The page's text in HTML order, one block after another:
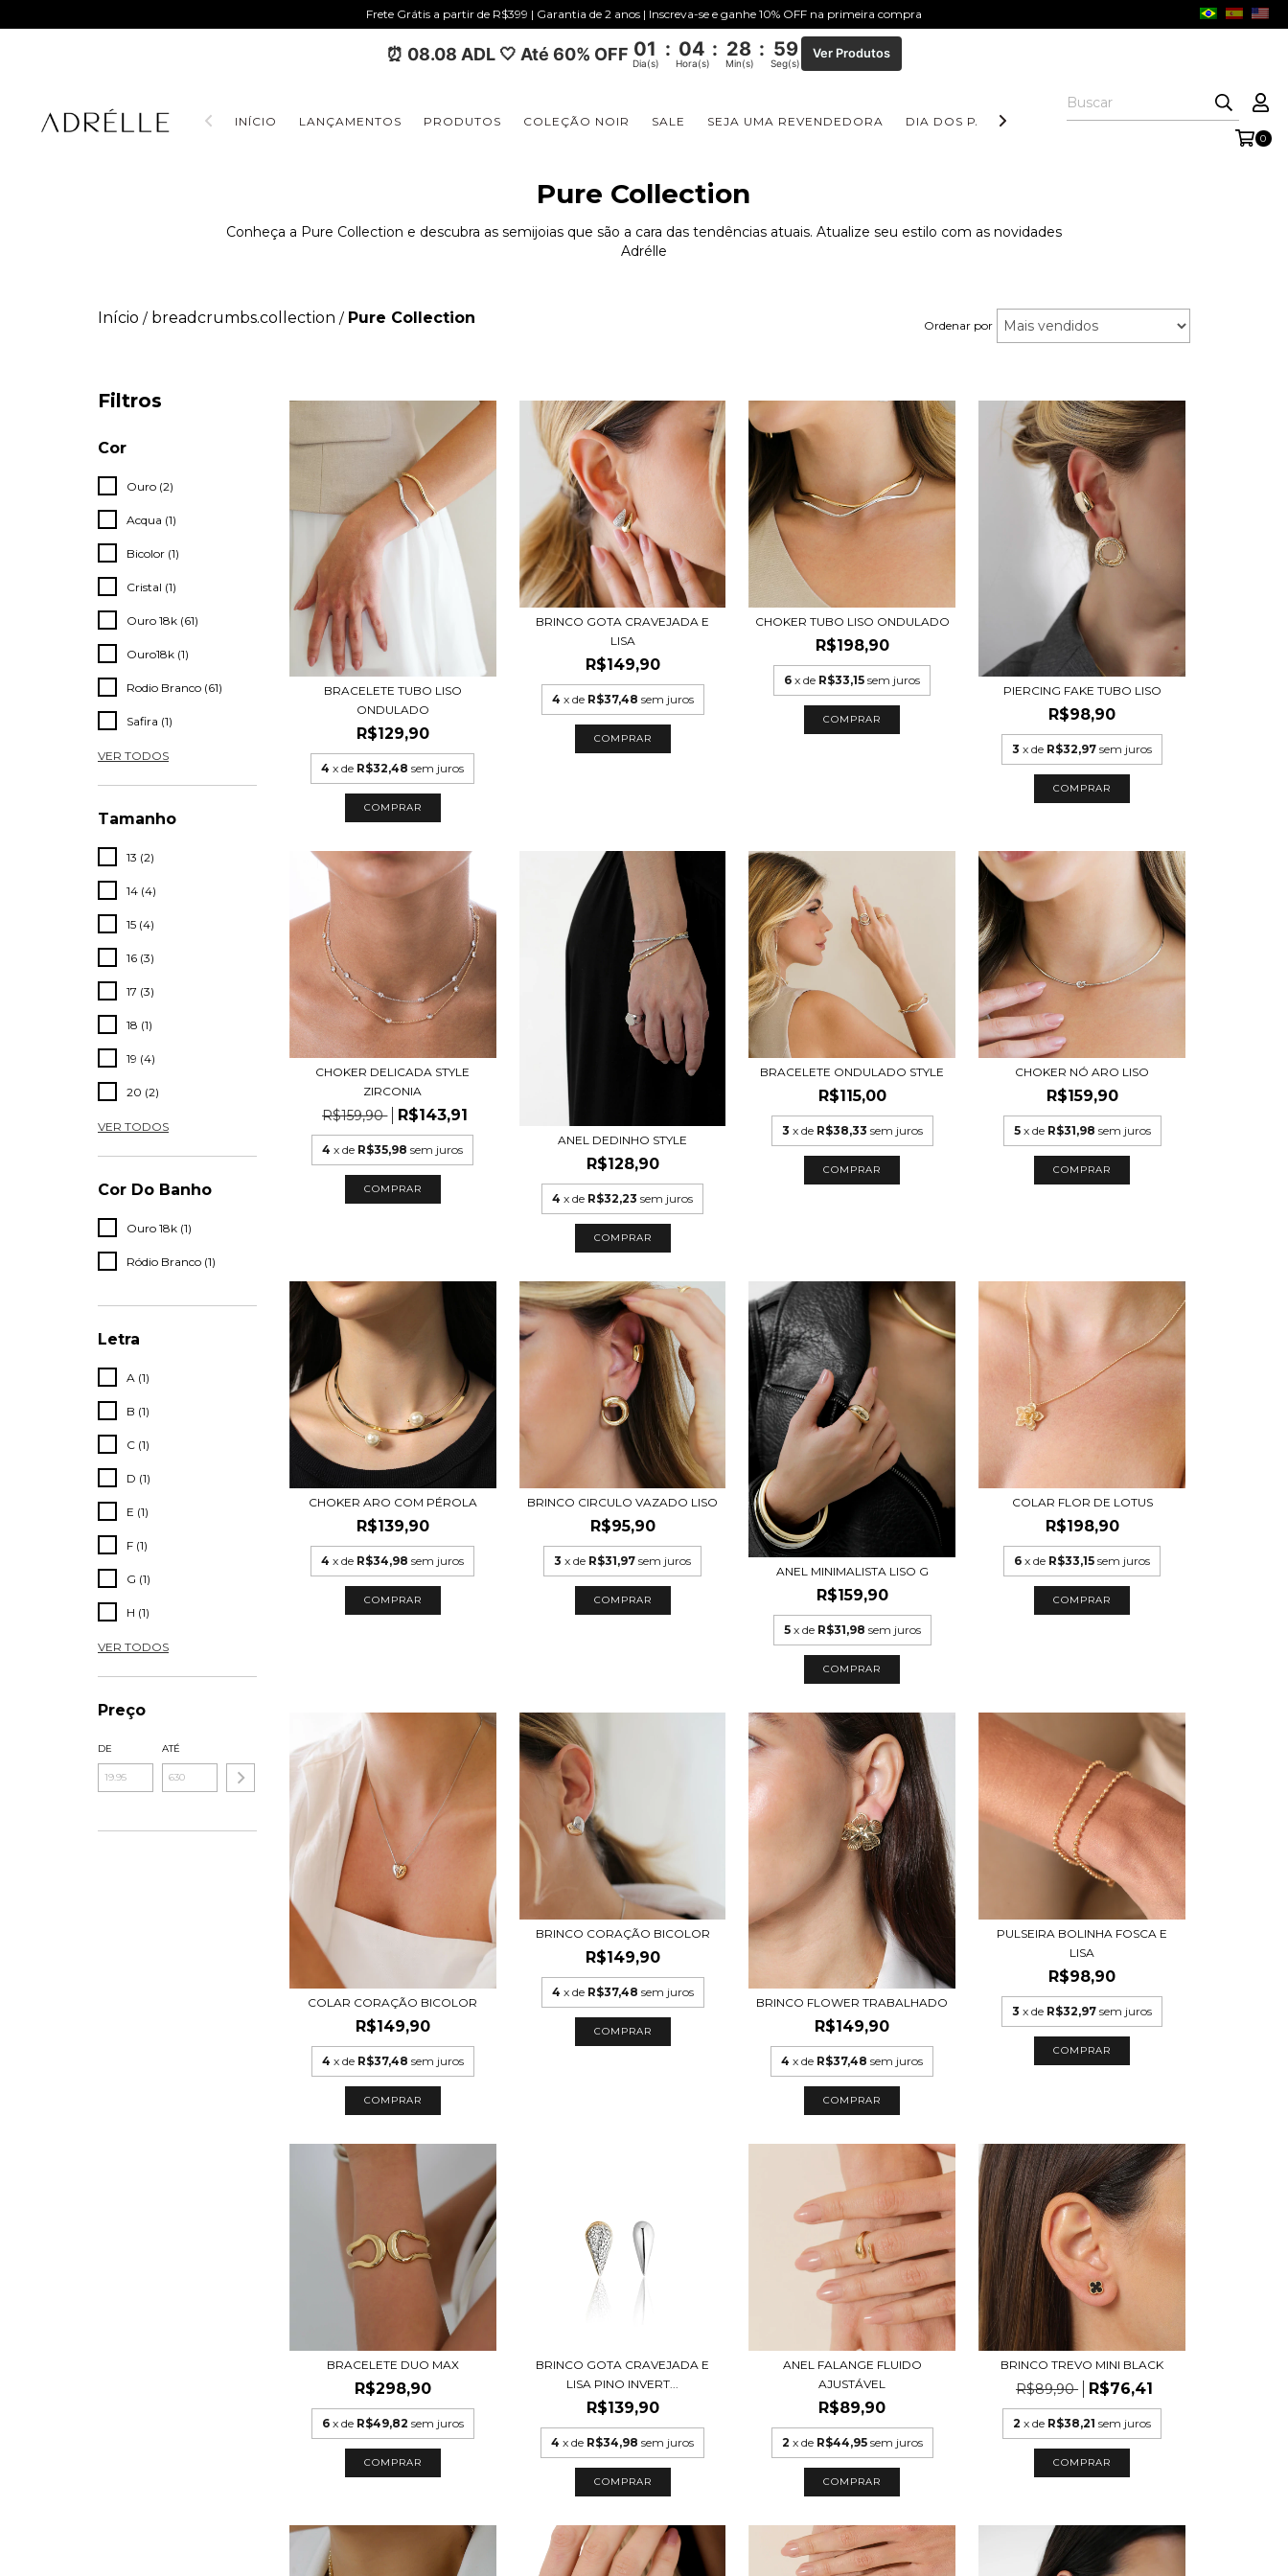
Frete Grátis a partir de R$399 | Garantia de 2 anos | Inscreva-se e ganhe 10% OFF na primeira compra
⏰ 08.08 ADL 🤍 Até 60% OFF 01 : 04 : 28 : 58
Dia(s) Hora(s) Min(s) Seg(s)
Ver Produtos
INÍCIO LANÇAMENTOS PRODUTOS COLEÇÃO NOIR SALE SEJA UMA REVENDEDORA DIA DOS PAIS COLEÇÃO AURORA COLEÇÃO FORM
0
Pure Collection
Conheça a Pure Collection e descubra as semijoias que são a cara das tendências atuais. Atualize seu estilo com as novidades
Adrélle
Início / breadcrumbs.collection / Pure Collection Ordenar por
Filtros
Cor
Ouro (2)
Acqua (1)
Bicolor (1)
Cristal (1)
Ouro 18k (61)
Ouro18k (1)
Rodio Branco (61)
Safira (1)
VER TODOS
Tamanho
13 (2)
14 (4)
15 (4)
16 (3)
17 (3)
18 (1)
19 (4)
20 (2)
VER TODOS
Cor Do Banho
Ouro 18k (1)
Ródio Branco (1)
Letra
A (1)
B (1)
C (1)
D (1)
E (1)
F (1)
G (1)
H (1)
VER TODOS
Preço
DE ATÉ
BRACELETE TUBO LISO
ONDULADO
R$129,90
4 x de R$32,48 sem juros
COMPRAR
BRINCO GOTA CRAVEJADA E
LISA
R$149,90
4 x de R$37,48 sem juros
COMPRAR
CHOKER TUBO LISO ONDULADO
R$198,90
6 x de R$33,15 sem juros
COMPRAR
PIERCING FAKE TUBO LISO
R$98,90
3 x de R$32,97 sem juros
COMPRAR
CHOKER DELICADA STYLE
ZIRCONIA
R$159,90 R$143,91
4 x de R$35,98 sem juros
COMPRAR
ANEL DEDINHO STYLE
R$128,90
4 x de R$32,23 sem juros
COMPRAR
BRACELETE ONDULADO STYLE
R$115,00
3 x de R$38,33 sem juros
COMPRAR
CHOKER NÓ ARO LISO
R$159,90
5 x de R$31,98 sem juros
COMPRAR
CHOKER ARO COM PÉROLA
R$139,90
4 x de R$34,98 sem juros
COMPRAR
BRINCO CIRCULO VAZADO LISO
R$95,90
3 x de R$31,97 sem juros
COMPRAR
ANEL MINIMALISTA LISO G
R$159,90
5 x de R$31,98 sem juros
COMPRAR
COLAR FLOR DE LOTUS
R$198,90
6 x de R$33,15 sem juros
COLAR CORAÇÃO BICOLOR
R$149,90
4 x de R$37,48 sem juros
BRINCO CORAÇÃO BICOLOR
R$149,90
4 x de R$37,48 sem juros
BRINCO FLOWER TRABALHADO
R$149,90
4 x de R$37,48 sem juros
COMPRAR
PULSEIRA BOLINHA FOSCA E
LISA
R$98,90
3 x de R$32,97 sem juros
COMPRAR
BRACELETE DUO MAX
R$298,90
6 x de R$49,82 sem juros
COMPRAR
BRINCO GOTA CRAVEJADA E
LISA PINO INVERT...
R$139,90
4 x de R$34,98 sem juros
COMPRAR
ANEL FALANGE FLUIDO
AJUSTÁVEL
R$89,90
2 x de R$44,95 sem juros
COMPRAR
BRINCO TREVO MINI BLACK
R$89,90 R$76,41
2 x de R$38,21 sem juros
COMPRAR